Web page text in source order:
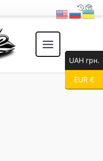
UAH грн.
EUR €